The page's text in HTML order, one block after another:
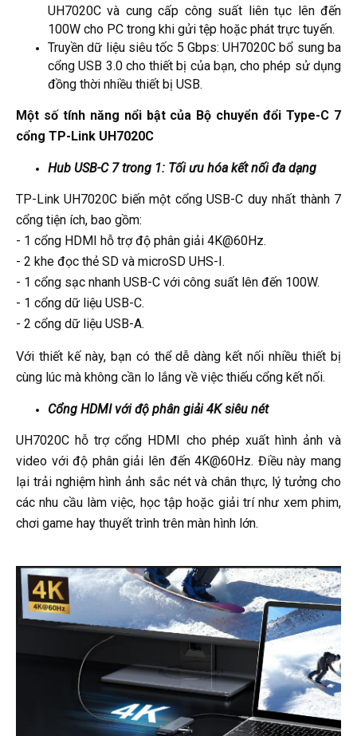
UH7020C và cung cấp công suất liên tục lên đến
100W cho PC trong khi gửi tệp hoặc phát trực tuyến.
Truyền dữ liệu siêu tốc 5 Gbps: UH7020C bổ sung ba
cổng USB 3.0 cho thiết bị của bạn, cho phép sử dụng
đồng thời nhiều thiết bị USB.
Một số tính năng nổi bật của Bộ chuyển đổi Type-C 7
cổng TP-Link UH7020C
Hub USB-C 7 trong 1: Tối ưu hóa kết nối đa dạng
TP-Link UH7020C biến một cổng USB-C duy nhất thành 7
cổng tiện ích, bao gồm:
- 1 cổng HDMI hỗ trợ độ phân giải 4K@60Hz.
- 2 khe đọc thẻ SD và microSD UHS-I.
- 1 cổng sạc nhanh USB-C với công suất lên đến 100W.
- 1 cổng dữ liệu USB-C.
- 2 cổng dữ liệu USB-A.
Với thiết kế này, bạn có thể dễ dàng kết nối nhiều thiết bị
cùng lúc mà không cần lo lắng về việc thiếu cổng kết nối.
Cổng HDMI với độ phân giải 4K siêu nét
UH7020C hỗ trợ cổng HDMI cho phép xuất hình ảnh và
video với độ phân giải lên đến 4K@60Hz. Điều này mang
lại trải nghiệm hình ảnh sắc nét và chân thực, lý tưởng cho
các nhu cầu làm việc, học tập hoặc giải trí như xem phim,
chơi game hay thuyết trình trên màn hình lớn.